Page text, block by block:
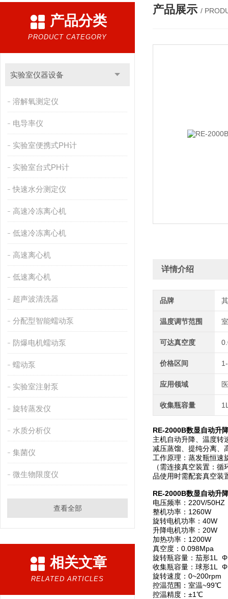
产品分类
PRODUCT CATEGORY
实验室仪器设备
溶解氧测定仪
电导率仪
实验室便携式PH计
实验室台式PH计
快速水分测定仪
高速冷冻离心机
低速冷冻离心机
高速离心机
低速离心机
超声波清洗器
分配型智能蠕动泵
防爆电机蠕动泵
蠕动泵
实验室注射泵
旋转蒸发仪
水质分析仪
集菌仪
微生物限度仪
查看全部
相关文章
RELATED ARTICLES
产品展示 /
详情介绍
品牌
温度调节范围
可达真空度
价格区间
应用领域
收集瓶容量
RE-2000B数显自动升
主机自动升降、温度
减压蒸馏、提纯分离、
工作原理：蒸发瓶恒速
（需连接真空装置：
品使用时需配套真空装
RE-2000B数显自动升
电压频率：220V/50HZ
整机功率：1260W
旋转电机功率：40W
升降电机功率：20W
加热功率：1200W
真空度：0.098Mpa
旋转瓶容量：茄形1L
收集瓶容量：球形1L
旋转速度：0~200rpm
控温范围：室温~99℃
控温精度：±1℃